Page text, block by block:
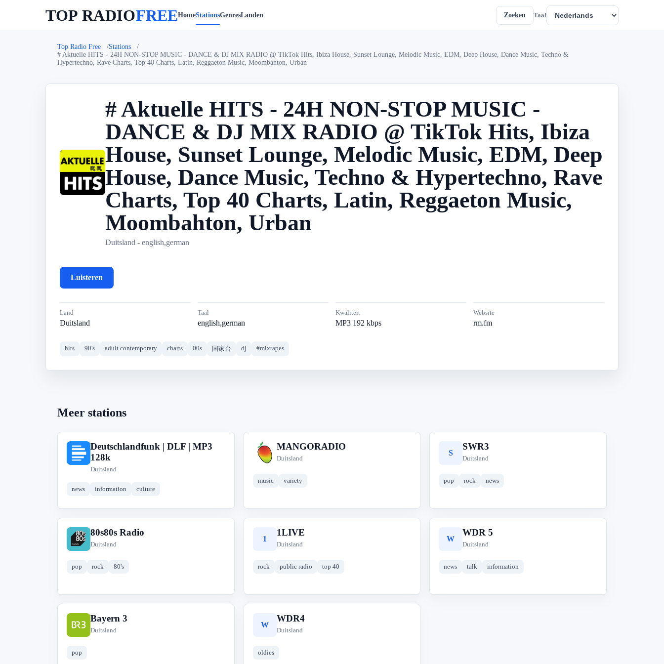
TOP RADIOFREEHomeStationsGenresLanden Zoeken Taal
Top Radio Free
Stations
# Aktuelle HITS - 24H NON-STOP MUSIC - DANCE & DJ MIX RADIO @ TikTok Hits, Ibiza House, Sunset Lounge, Melodic Music, EDM, Deep House, Dance Music, Techno &
Hypertechno, Rave Charts, Top 40 Charts, Latin, Reggaeton Music, Moombahton, Urban
#
# Aktuelle HITS - 24H NON-STOP MUSIC -
DANCE & DJ MIX RADIO @ TikTok Hits, Ibiza
House, Sunset Lounge, Melodic Music, EDM, Deep
House, Dance Music, Techno & Hypertechno, Rave
Charts, Top 40 Charts, Latin, Reggaeton Music,
Moombahton, Urban
Duitsland - english,german
Luisteren
Land
Duitsland
Taal
english,german
Kwaliteit
MP3 192 kbps
Website
rm.fm
hits 90's adult contemporary charts 00s 国家台 dj #mixtapes
Meer stations
D
Deutschlandfunk | DLF | MP3
128k
Duitsland
news information culture
M
MANGORADIO
Duitsland
music variety
S
SWR3
Duitsland
pop rock news
8
80s80s Radio
Duitsland
pop rock 80's
1
1LIVE
Duitsland
rock public radio top 40
W
WDR 5
Duitsland
news talk information
B
Bayern 3
Duitsland
pop
W
WDR4
Duitsland
oldies